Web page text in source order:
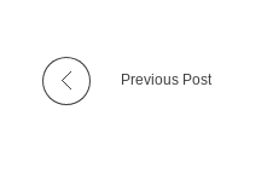
Previous Post